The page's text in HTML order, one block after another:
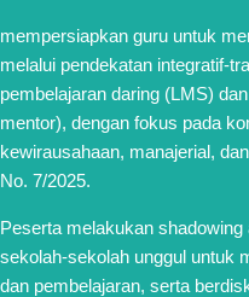
mempersiapkan guru untuk
melalui pendekatan integratif-
pembelajaran daring (LMS)
mentor), dengan fokus pada
kewirausahaan, manajerial,
No. 7/2025.
Peserta melakukan
sekolah-sekolah unggul untuk
dan pembelajaran, serta